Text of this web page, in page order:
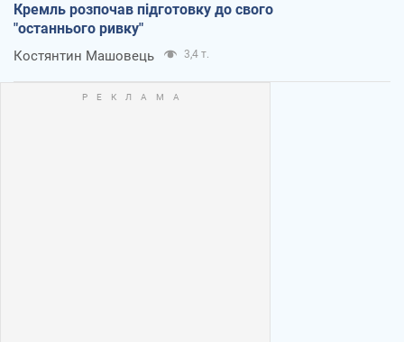
Кремль розпочав підготовку до свого
"останнього ривку"
Костянтин Машовець 3,4 т.